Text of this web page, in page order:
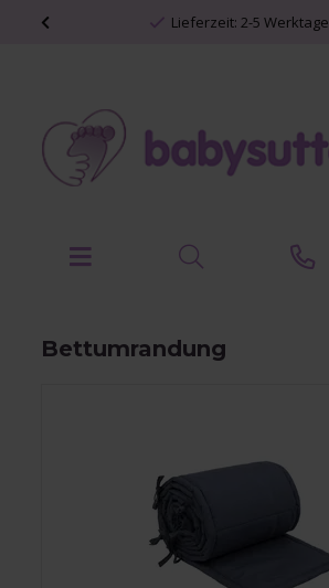
Lieferzeit: 2-5 Werktage
Bettumrandung